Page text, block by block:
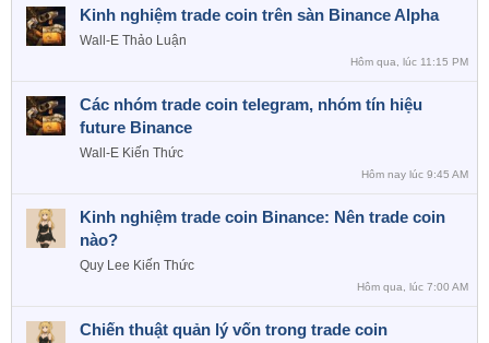
Kinh nghiệm trade coin trên sàn Binance Alpha
Wall-E Thảo Luận
Hôm qua, lúc 11:15 PM
Các nhóm trade coin telegram, nhóm tín hiệu
future Binance
Wall-E Kiến Thức
Hôm nay lúc 9:45 AM
Kinh nghiệm trade coin Binance: Nên trade coin
nào?
Quy Lee Kiến Thức
Hôm qua, lúc 7:00 AM
Chiến thuật quản lý vốn trong trade coin